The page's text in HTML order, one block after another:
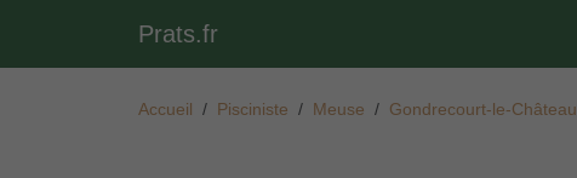
Prats.fr
Accueil Pisciniste Meuse Gondrecourt-le-Château